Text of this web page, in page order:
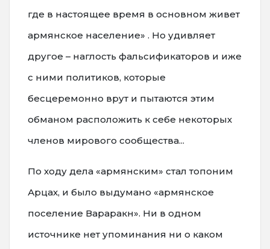
где в настоящее время в основном живет
армянское население» . Но удивляет
другое – наглость фальсификаторов и иже
с ними политиков, которые
бесцеремонно врут и пытаются этим
обманом расположить к себе некоторых
членов мирового сообщества...
По ходу дела «армянским» стал топоним
Арцах, и было выдумано «армянское
поселение Вараракн». Ни в одном
источнике нет упоминания ни о каком